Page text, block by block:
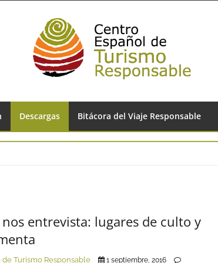
Descargas Bitácora del Viaje Responsable
nos entrevista: lugares de culto y
de Turismo Responsable 1 septiembre, 2016